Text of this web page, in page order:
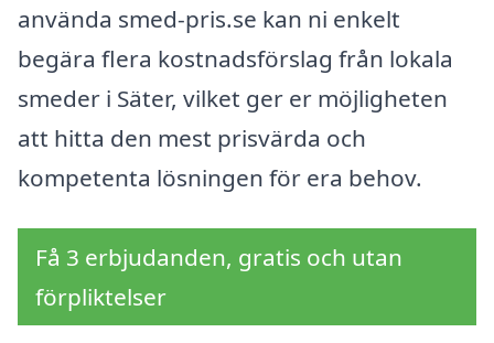
använda smed-pris.se kan ni enkelt
begära flera kostnadsförslag från lokala
smeder i Säter, vilket ger er möjligheten
att hitta den mest prisvärda och
kompetenta lösningen för era behov.
Få 3 erbjudanden, gratis och utan
förpliktelser